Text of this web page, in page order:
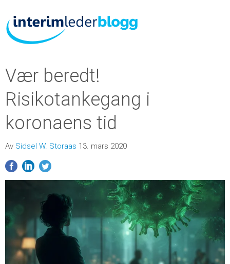
Vær beredt!
Risikotankegang i
koronaens tid
Av Sidsel W. Storaas 13. mars 2020